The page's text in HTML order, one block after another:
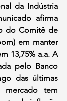
da Indústria
afirma
do Comitê de
em manter
13,75% a.a. A
pelo Banco
das últimas
mercado tem